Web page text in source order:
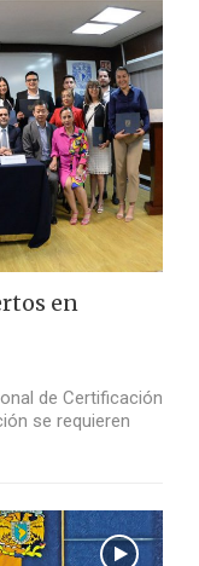
en
de Certificación
se requieren